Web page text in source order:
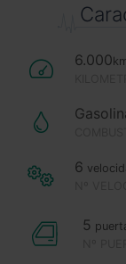
6.000
6
5